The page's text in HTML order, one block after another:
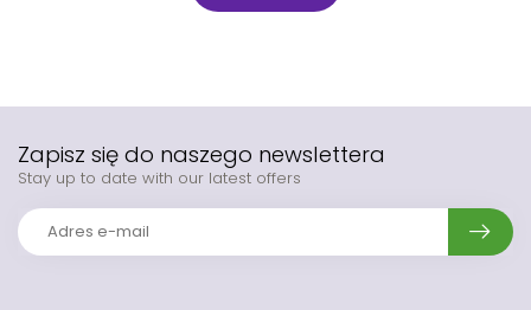
Zapisz się do naszego newslettera
Stay up to date with our latest offers